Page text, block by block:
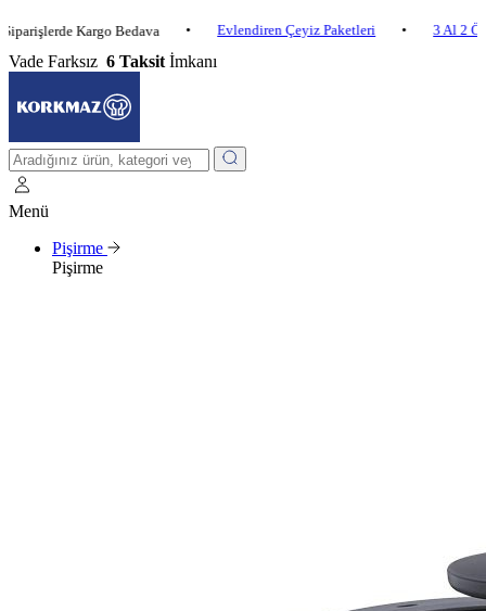
Kargo Bedava • Evlendiren Çeyiz Paketleri • 3 Al 2 Öde •
Vade Farksız 6 Taksit İmkanı
Menü
Pişirme
Pişirme